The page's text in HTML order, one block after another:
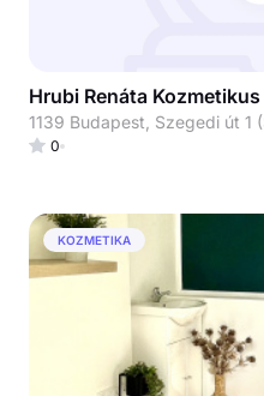
Hrubi Renáta
1139 Budapest, Szegedi út 1
0
KOZMETIKA